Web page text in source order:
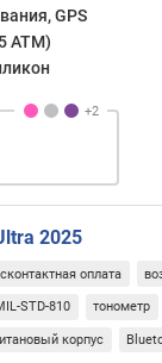
GPS
ATM)
2025
оплата
STD-810 тонометр
корпус